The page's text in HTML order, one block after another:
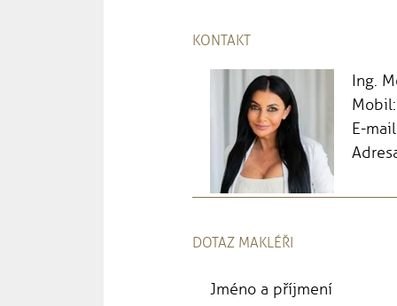
KONTAKT
Ing.
E-
DOTAZ MAKLÉŘI
Jméno a příjmení